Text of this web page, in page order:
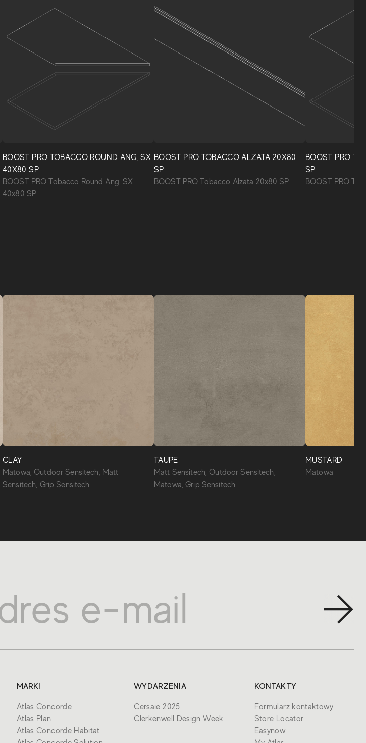
BOOST PRO TOBACCO ROUND ANG. SX
40X80 SP
BOOST PRO Tobacco Round Ang. SX
40x80 SP
BOOST PRO TOBACCO ALZATA 20X80
SP
BOOST PRO Tobacco Alzata 20x80 SP
BOOST PRO
SP
BOOST PRO
CLAY
Matowa, Outdoor Sensitech, Matt
Sensitech, Grip Sensitech
TAUPE
Matt Sensitech, Outdoor Sensitech,
Matowa, Grip Sensitech
MUSTARD
Matowa
MARKI
Atlas Concorde
Atlas Plan
Atlas Concorde Habitat
WYDARZENIA
Cersaie 2025
Clerkenwell Design Week
KONTAKTY
Formularz kontaktowy
Store Locator
Easynow